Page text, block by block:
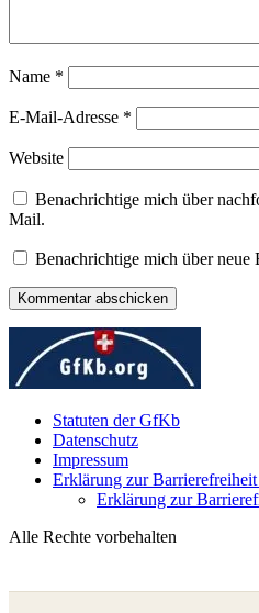
Name *
E-Mail-Adresse *
Website
Benachrichtige mich über
Mail.
Benachrichtige mich über neue
Statuten der GfKb
Datenschutz
Impressum
Erklärung zur
Erklärung zur
Alle Rechte vorbehalten